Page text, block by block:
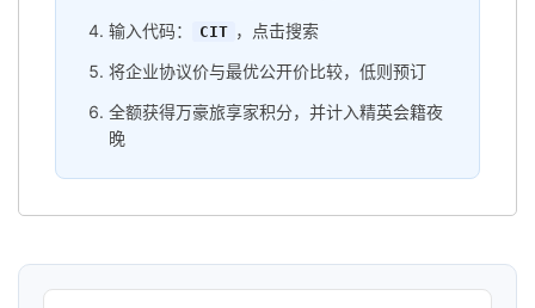
输入代码：
CIT ，点击搜索
将企业协议价与最优公开价比较，低则预订
全额获得万豪旅享家积分，并计入精英会籍夜
晚